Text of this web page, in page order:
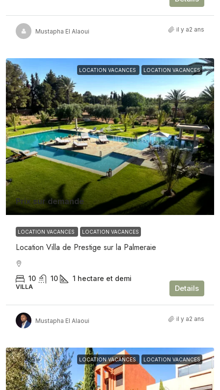
Mustapha El Alaoui il y a2 ans
LOCATION VACANCES LOCATION VACANCES
Prix sur demande
LOCATION VACANCES LOCATION VACANCES
Location Villa de Prestige sur la Palmeraie
10 10 1 hectare et demi
VILLA Details
Mustapha El Alaoui il y a2 ans
LOCATION VACANCES LOCATION VACANCES